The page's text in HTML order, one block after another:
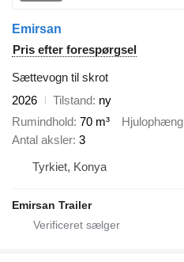
Emirsan
Pris efter forespørgsel
Sættevogn til skrot
2026
Tilstand ny
Rumindhold 70 m³ Hjulophæng
Antal aksler 3
Tyrkiet, Konya
Emirsan Trailer